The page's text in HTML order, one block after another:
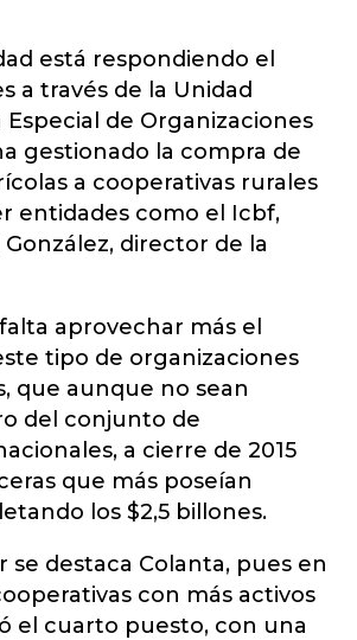
está respondiendo el
a través de la Unidad
de Organizaciones
gestionado la compra de
a cooperativas rurales
entidades como el Icbf,
director de la
aprovechar más el
tipo de organizaciones
que aunque no sean
del conjunto de
a cierre de 2015
que más poseían
los $2,5 billones.
se destaca Colanta, pues en
con más activos
el cuarto puesto, con una